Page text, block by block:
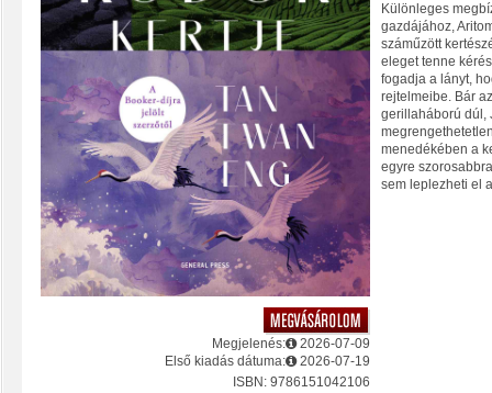
Megjelenés:
2026-07-09
Első kiadás dátuma:
2026-07-19
ISBN: 9786151042106
Különleges
gazdájához,
száműzött
eleget tenne
fogadja a lányt,
rejtelmeibe. Bár
gerillaháború dúl,
menedékében a
egyre
sem leplezheti el